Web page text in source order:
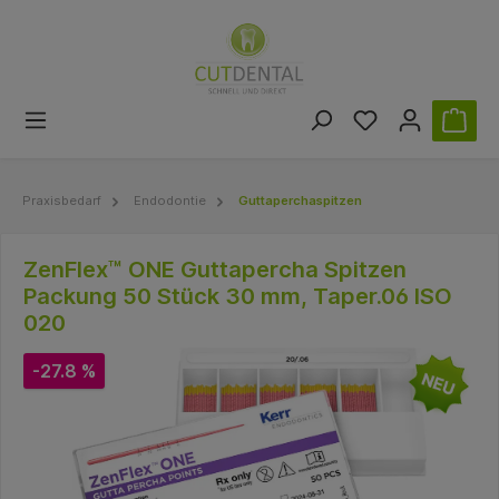
Praxisbedarf Endodontie Guttaperchaspitzen
ZenFlex™ ONE Guttapercha Spitzen
Packung 50 Stück 30 mm, Taper.06 ISO
020
-27.8 %